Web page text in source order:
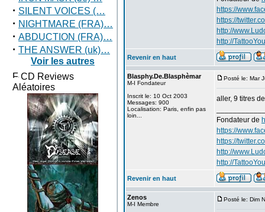
· SILENT VOICES (…
· NIGHTMARE (FRA)…
· ABDUCTION (FRA)…
· THE ANSWER (uk)…
Voir les autres
CD Reviews
Aléatoires
https://
https://
http://
http://
Revenir en haut
Blasphy.De.Blasphèmar
M-I Fondateur
Inscrit le: 10 Oct 2003
Messages: 900
Localisation: Paris, enfin pas
loin...
Posté le: Mar
aller, 9 titres
Fondateur de
https://
https://
http://
http://
Revenir en haut
Zenos
M-I Membre
Posté le: Dim